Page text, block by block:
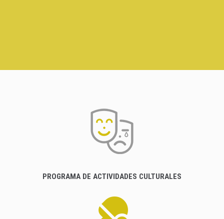
PROGRAMA DE ACTIVIDADES CULTURALES